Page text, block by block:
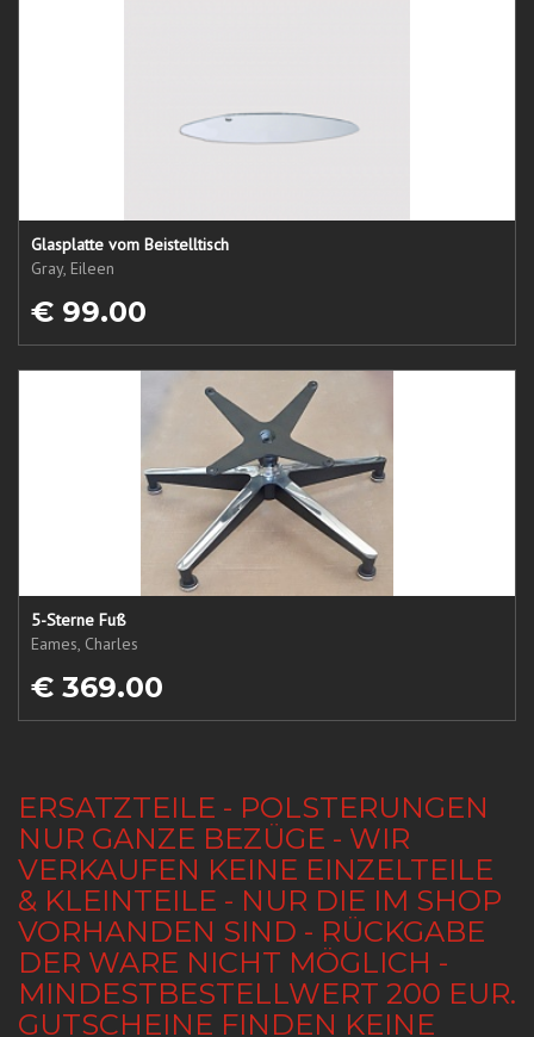
Glasplatte vom Beistelltisch
Gray, Eileen
€ 99.00
5-Sterne Fuß
Eames, Charles
€ 369.00
ERSATZTEILE - POLSTERUNGEN
NUR GANZE BEZÜGE - WIR
VERKAUFEN KEINE EINZELTEILE
& KLEINTEILE - NUR DIE IM SHOP
VORHANDEN SIND - RÜCKGABE
DER WARE NICHT MÖGLICH -
MINDESTBESTELLWERT 200 EUR.
GUTSCHEINE FINDEN KEINE